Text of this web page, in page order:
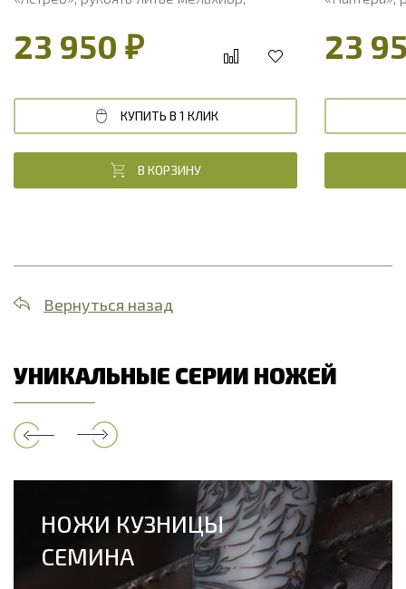
23 950 ₽
КУПИТЬ В 1 КЛИК
В КОРЗИНУ
23
Вернуться назад
УНИКАЛЬНЫЕ СЕРИИ НОЖЕЙ
НОЖИ КУЗНИЦЫ
СЕМИНА